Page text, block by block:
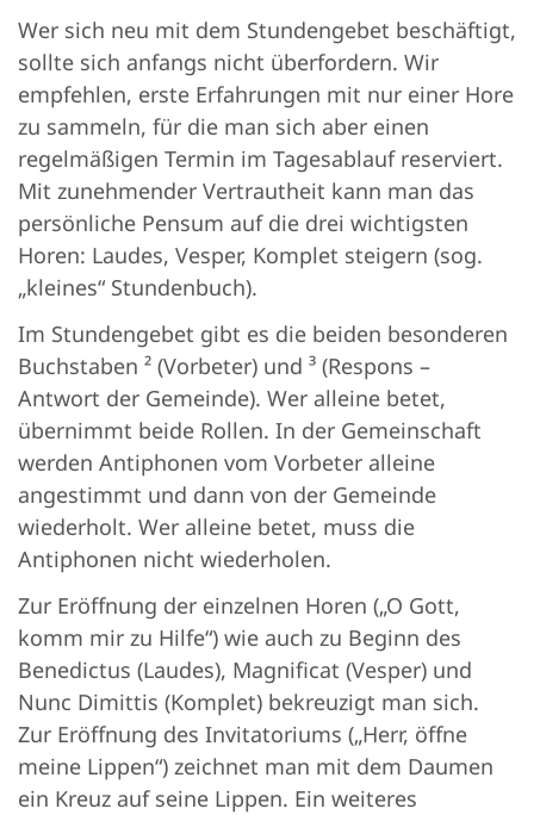
Wer sich neu mit dem Stundengebet beschäftigt,
sollte sich anfangs nicht überfordern. Wir
empfehlen, erste Erfahrungen mit nur einer Hore
zu sammeln, für die man sich aber einen
regelmäßigen Termin im Tagesablauf reserviert.
Mit zunehmender Vertrautheit kann man das
persönliche Pensum auf die drei wichtigsten
Horen: Laudes, Vesper, Komplet steigern (sog.
„kleines“ Stundenbuch).
Im Stundengebet gibt es die beiden besonderen
Buchstaben ² (Vorbeter) und ³ (Respons –
Antwort der Gemeinde). Wer alleine betet,
übernimmt beide Rollen. In der Gemeinschaft
werden Antiphonen vom Vorbeter alleine
angestimmt und dann von der Gemeinde
wiederholt. Wer alleine betet, muss die
Antiphonen nicht wiederholen.
Zur Eröffnung der einzelnen Horen („O Gott,
komm mir zu Hilfe“) wie auch zu Beginn des
Benedictus (Laudes), Magnificat (Vesper) und
Nunc Dimittis (Komplet) bekreuzigt man sich.
Zur Eröffnung des Invitatoriums („Herr, öffne
meine Lippen“) zeichnet man mit dem Daumen
ein Kreuz auf seine Lippen. Ein weiteres